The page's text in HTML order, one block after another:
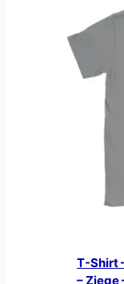
T-Shirt
– Ziege